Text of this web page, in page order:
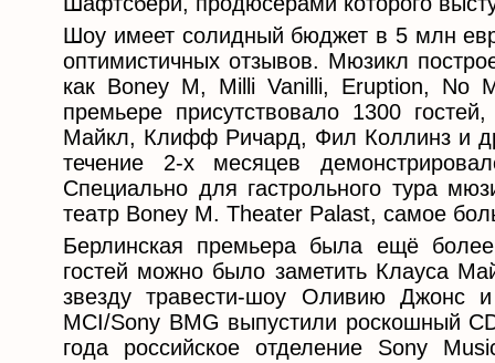
Шоу имеет солидный бюджет в 5 млн
оптимистичных отзывов. Мюзикл
как Boney M, Milli Vanilli, Eruption, No
премьере присутствовало 1300
Майкл, Клифф Ричард, Фил Коллинз и
течение 2-х месяцев
Специально для гастрольного тура
театр Boney M. Theater Palast, самое
Берлинская премьера была ещё
гостей можно было заметить Клауса
звезду травести-шоу Оливию Джонс
MCI/Sony BMG выпустили роскошный
года российское отделение Sony